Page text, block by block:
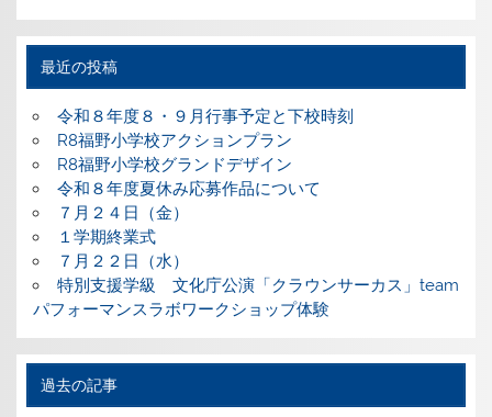
最近の投稿
令和８年度８・９月行事予定と下校時刻
R8福野小学校アクションプラン
R8福野小学校グランドデザイン
令和８年度夏休み応募作品について
７月２４日（金）
１学期終業式
７月２２日（水）
特別支援学級 文化庁公演「クラウンサーカス」team
パフォーマンスラボワークショップ体験
過去の記事